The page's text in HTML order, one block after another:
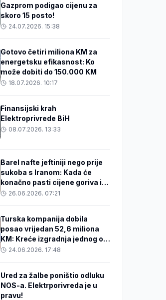
Gazprom podigao cijenu za
skoro 15 posto!
24.07.2026. 15:38
Gotovo četiri miliona KM za
energetsku efikasnost: Ko
može dobiti do 150.000 KM
18.07.2026. 10:17
Finansijski krah
Elektroprivrede BiH
08.07.2026. 13:33
Barel nafte jeftiniji nego prije
sukoba s Iranom: Kada će
konačno pasti cijene goriva i
hrane u BiH?
26.06.2026. 07:21
Turska kompanija dobila
posao vrijedan 52,6 miliona
KM: Kreće izgradnja jednog od
najvećih solarnih projekata u
24.06.2026. 17:48
Ured za žalbe poništio odluku
NOS-a. Elektrporivreda je u
pravu!